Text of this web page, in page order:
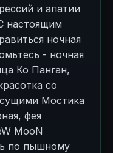
и апатии
настоящим
ночная
- ночная
Ко Панган,
со
Мостика
фея
MooN
по пышному